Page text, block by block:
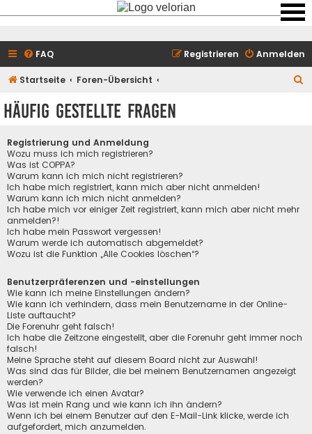
FAQ Anmelden
Registrieren
Startseite Foren-Übersicht
Häufig gestellte Fragen
Registrierung und Anmeldung
Wozu muss ich mich registrieren?
Was ist COPPA?
Warum kann ich mich nicht registrieren?
Ich habe mich registriert, kann mich aber nicht anmelden!
Warum kann ich mich nicht anmelden?
Ich habe mich vor einiger Zeit registriert, kann mich aber nicht mehr
anmelden?!
Ich habe mein Passwort vergessen!
Warum werde ich automatisch abgemeldet?
Wozu ist die Funktion „Alle Cookies löschen“?
Benutzerpräferenzen und -einstellungen
Wie kann ich meine Einstellungen ändern?
Wie kann ich verhindern, dass mein Benutzername in der Online-
Liste auftaucht?
Die Forenuhr geht falsch!
Ich habe die Zeitzone eingestellt, aber die Forenuhr geht immer noch
falsch!
Meine Sprache steht auf diesem Board nicht zur Auswahl!
Was sind das für Bilder, die bei meinem Benutzernamen angezeigt
werden?
Wie verwende ich einen Avatar?
Was ist mein Rang und wie kann ich ihn ändern?
Wenn ich bei einem Benutzer auf den E-Mail-Link klicke, werde ich
aufgefordert, mich anzumelden.